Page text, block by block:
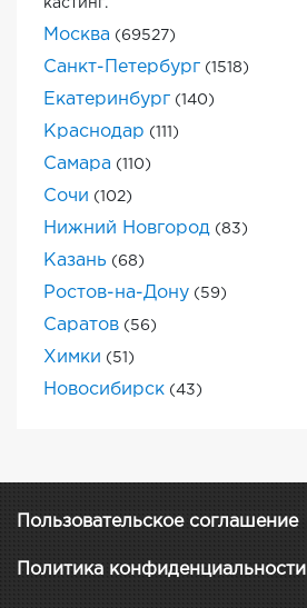
кастинг.
Москва (69527)
Санкт-Петербург (1518)
Екатеринбург (140)
Краснодар (111)
Самара (110)
Сочи (102)
Нижний Новгород (83)
Казань (68)
Ростов-на-Дону (59)
Саратов (56)
Химки (51)
Новосибирск (43)
Пользовательское соглашение
Политика конфиденциальности